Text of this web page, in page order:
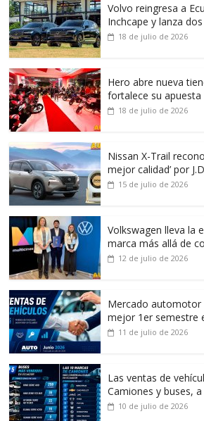
Volvo reingresa a
Inchcape y lanza dos
18 de julio de 2026
Hero abre nueva
fortalece su
18 de julio de 2026
Nissan X-Trail
mejor calidad’ por
15 de julio de 2026
Volkswagen lleva la
marca más allá de
12 de julio de 2026
Mercado automotor
mejor 1er semestre
11 de julio de 2026
Las ventas de
Camiones y buses,
10 de julio de 2026